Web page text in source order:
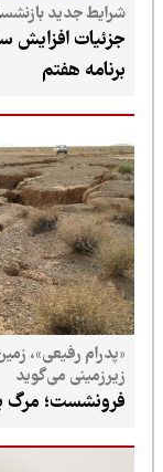
شرایط جدید بازنشستگی
جزئیات افزایش
برنامه هفتم
«پدرام رفیعی»،
زیرزمینی می‌گوید
فرونشست؛ مرگ